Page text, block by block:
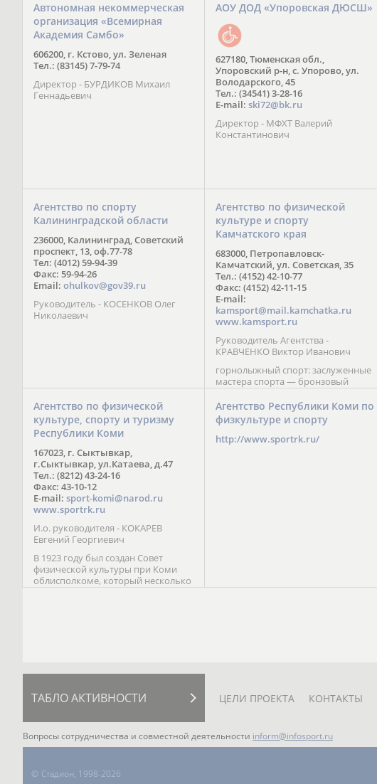
Автономная некоммерческая
организация «Всемирная
Академия Самбо»
606200, г. Кстово, ул. Зеленая
Тел.: (83145) 7-79-74
Директор - БУРДИКОВ Михаил
Геннадьевич
АОУ ДОД «Упоровская ДЮСШ»
627180, Тюменская обл.,
Упоровский р-н, с. Упорово, ул.
Володарского, 45
Тел.: (34541) 3-28-16
E-mail: ski72@bk.ru
Директор - МФХТ Валерий
Константинович
Агентство по спорту
Калининградской области
236000, Калининград, Советский
проспект, 13, оф.77-78
Тел: (4012) 59-94-39
Факс: 59-94-26
Email: ohulkov@gov39.ru
Руководитель - КОСЕНКОВ Олег
Николаевич
Агентство по физической
культуре и спорту
Камчатского края
683000, Петропавловск-
Камчатский, ул. Советская, 35
Тел.: (4152) 42-10-77
Факс: (4152) 42-11-15
E-mail:
kamsport@mail.kamchatka.ru
www.kamsport.ru
Руководитель Агентства -
КРАВЧЕНКО Виктор Иванович
горнолыжный спорт: заслуженные
мастера спорта — бронзовый
призер Кубка мира (1997),
обладатель Кубка Европы (2002) В.
Зеленская; бронзовый призер
Паралимпийских игр в Солт-Лейк-
Сити (2002) А. Мошкин; мастер
Агентство по физической
культуре, спорту и туризму
Республики Коми
167023, г. Сыктывкар,
г.Сыктывкар, ул.Катаева, д.47
Тел.: (8212) 43-24-16
Факс: 43-10-12
E-mail: sport-komi@narod.ru
www.sportrk.ru
И.о. руководителя - КОКАРЕВ
Евгений Георгиевич
В 1923 году был создан Совет
физической культуры при Коми
облисполкоме, который несколько
раз реорганизовывался; с 1994 года
Агентство Республики Коми по
физкультуре и спорту
http://www.sportrk.ru/
ТАБЛО АКТИВНОСТИ ЦЕЛИ ПРОЕКТА КОНТАКТЫ
Вопросы сотрудничества и совместной деятельности inform@infosport.ru
© Стадион, 1998-2026